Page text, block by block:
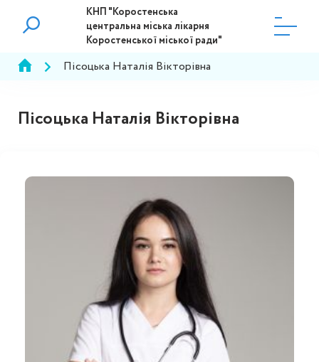
КНП "Коростенська
центральна міська лікарня
Коростенської міської ради"
Пісоцька Наталія Вікторівна
Пісоцька Наталія Вікторівна